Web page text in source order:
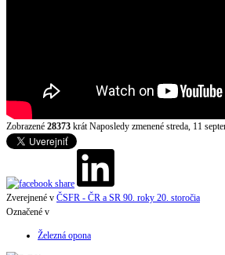
Zobrazené 28373 krátNaposledy zmenené streda, 11
Zverejnené v ČSFR - ČR a SR 90. roky 20. storočia
Označené v
Železná opona